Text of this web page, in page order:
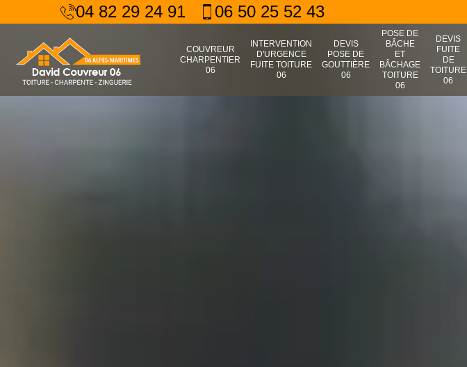
04 82 29 24 91 06 50 25 52 43
COUVREUR
CHARPENTIER
06
INTERVENTION
D'URGENCE
FUITE TOITURE
06
DEVIS
POSE DE
GOUTTIÈRE
06
POSE DE
BÂCHE
ET
BÂCHAGE
TOITURE
06
DEVIS
FUITE
DE
TOITURE
06